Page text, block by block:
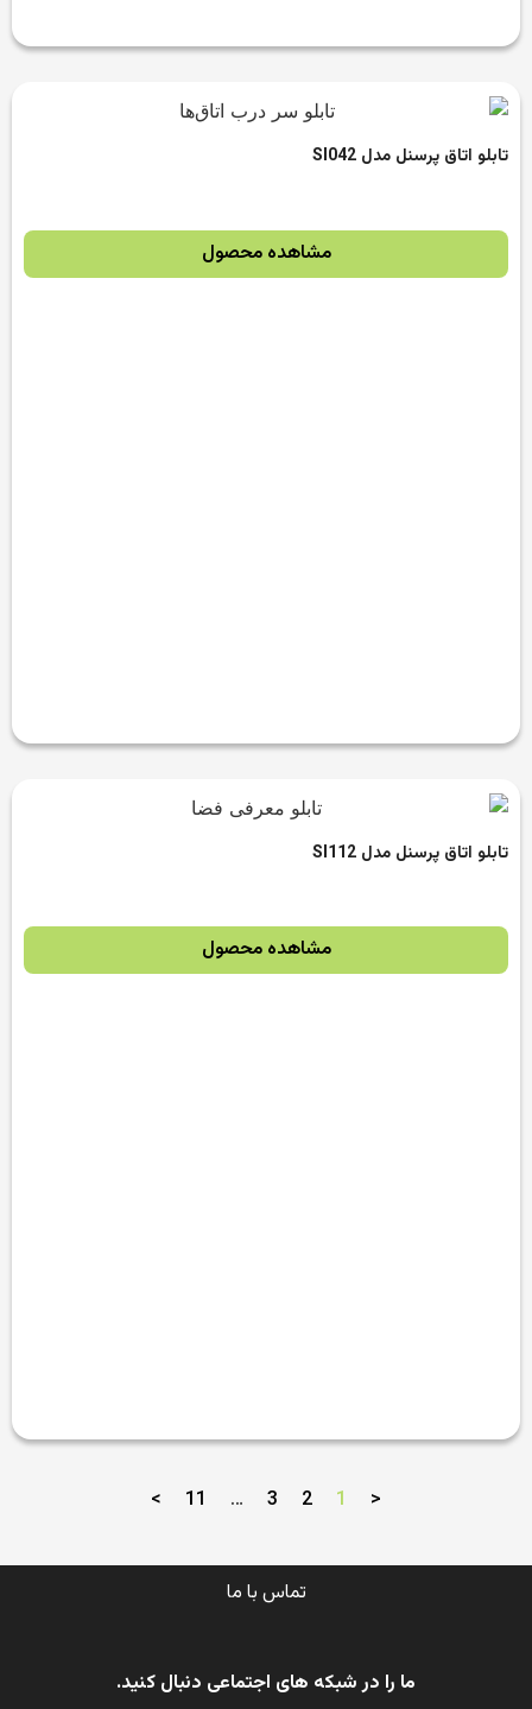
تابلو اتاق پرسنل مدل SI042
مشاهده محصول
تابلو اتاق پرسنل مدل SI112
مشاهده محصول
<
1
2
3
…
11
>
تماس با ما
ما را در شبکه های اجتماعی دنبال کنید.